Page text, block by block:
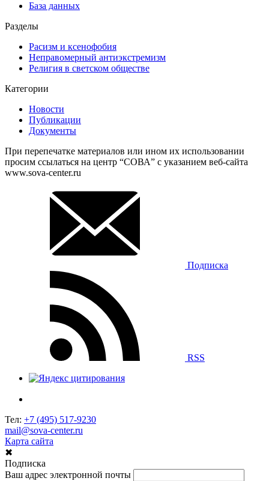
База данных
Разделы
Расизм и ксенофобия
Неправомерный антиэкстремизм
Религия в светском обществе
Категории
Новости
Публикации
Документы
При перепечатке материалов или ином их использовании
просим ссылаться на центр “СОВА” с указанием веб-сайта
www.sova-center.ru
Подписка
RSS
Тел: +7 (495) 517-9230
mail@sova-center.ru
Карта сайта
✖
Подписка
Ваш адрес электронной почты